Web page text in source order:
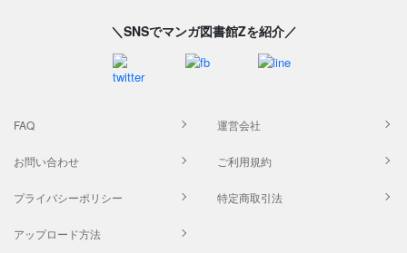
＼SNSでマンガ図書館Zを紹介／
FAQ 運営会社
お問い合わせ ご利用規約
プライバシーポリシー 特定商取引法
アップロード方法